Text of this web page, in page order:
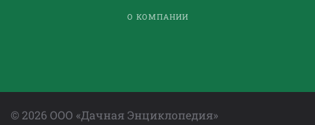
О КОМПАНИИ
©2026 ООО «Дачная Энциклопедия»